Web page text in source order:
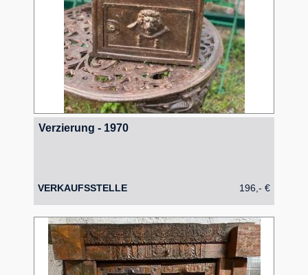
Verzierung - 1970
VERKAUFSSTELLE 196,- €